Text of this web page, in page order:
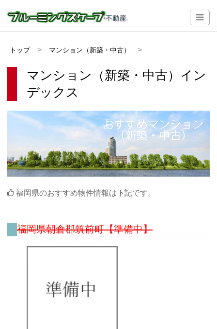
トップ マンション（新築・中古）
マンション（新築・中古）イン
デックス
福岡県のおすすめ物件情報は下記です。
福岡県朝倉郡筑前町【準備中】